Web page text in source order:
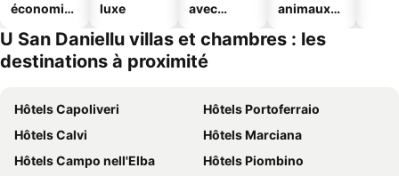
économiq
luxe
avec
animaux
U San Daniellu villas et chambres : les
destinations à proximité
Hôtels Capoliveri
Hôtels Portoferraio
Hôtels Calvi
Hôtels Marciana
Hôtels Campo nell'Elba
Hôtels Piombino